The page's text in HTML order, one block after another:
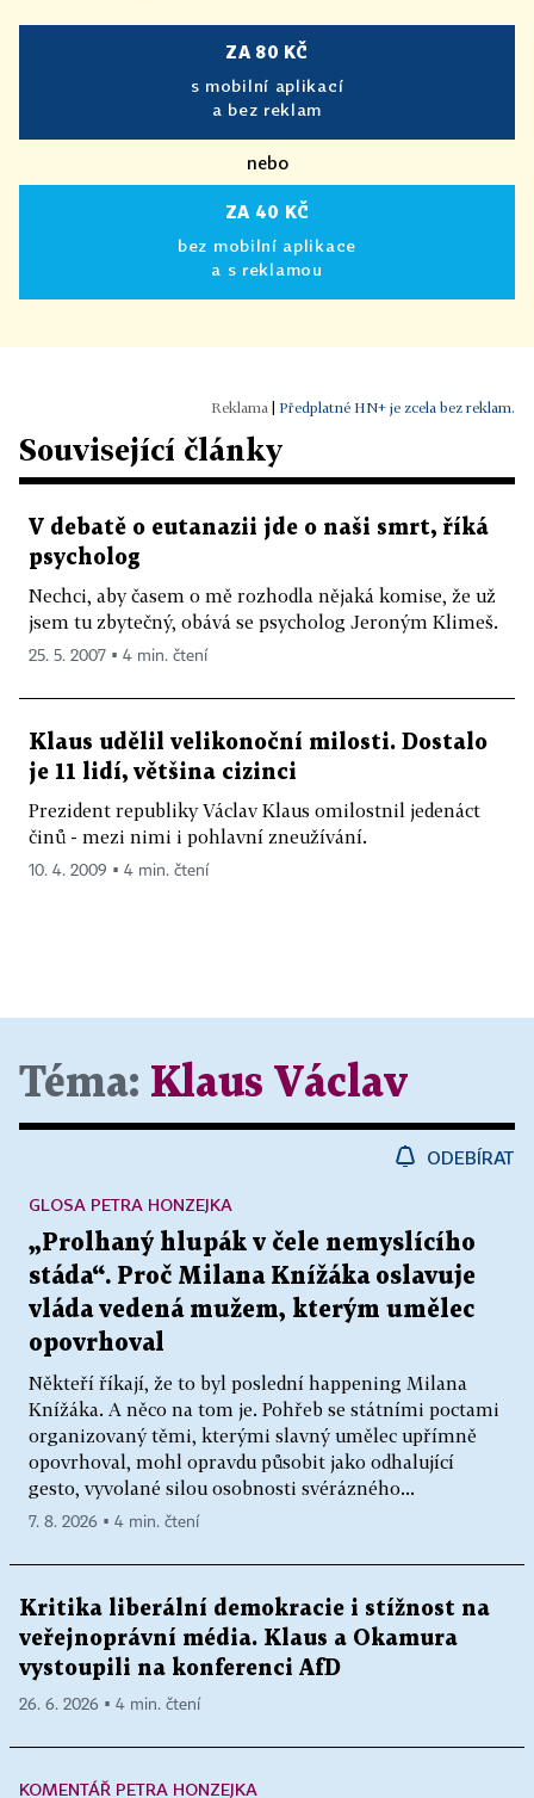
ZA 80 KČ
s mobilní aplikací
a bez reklam
nebo
ZA 40 KČ
bez mobilní aplikace
a s reklamou
Předplatné HN+ je zcela bez reklam.
Související články
V debatě o eutanazii jde o naši smrt, říká
psycholog
Nechci, aby časem o mě rozhodla nějaká komise, že už
jsem tu zbytečný, obává se psycholog Jeroným Klimeš.
25. 5. 2007 ▪ 4 min. čtení
Klaus udělil velikonoční milosti. Dostalo
je 11 lidí, většina cizinci
Prezident republiky Václav Klaus omilostnil jedenáct
činů - mezi nimi i pohlavní zneužívání.
10. 4. 2009 ▪ 4 min. čtení
Téma: Klaus Václav
ODEBÍRAT
„Prolhaný hlupák v čele nemyslícího
stáda“. Proč Milana Knížáka oslavuje
vláda vedená mužem, kterým umělec
opovrhoval
Někteří říkají, že to byl poslední happening Milana
Knížáka. A něco na tom je. Pohřeb se státními poctami
organizovaný těmi, kterými slavný umělec upřímně
opovrhoval, mohl opravdu působit jako odhalující
gesto, vyvolané silou osobnosti svérázného...
GLOSA PETRA HONZEJKA
7. 8. 2026 ▪ 4 min. čtení
Kritika liberální demokracie i stížnost na
veřejnoprávní média. Klaus a Okamura
vystoupili na konferenci AfD
26. 6. 2026 ▪ 4 min. čtení
KOMENTÁŘ PETRA HONZEJKA